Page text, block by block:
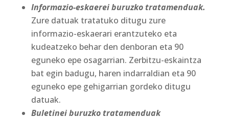
Informazio-eskaerei buruzko tratamenduak.
Zure datuak tratatuko ditugu zure
informazio-eskaerari erantzuteko eta
kudeatzeko behar den denboran eta 90
eguneko epe osagarrian. Zerbitzu-eskaintza
bat egin badugu, haren indarraldian eta 90
eguneko epe gehigarrian gordeko ditugu
datuak.
Buletinei buruzko tratamenduak